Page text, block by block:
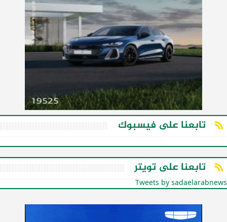
تابعنا على فيسبوك
تابعنا على تويتر
Tweets by sadaelarabnews